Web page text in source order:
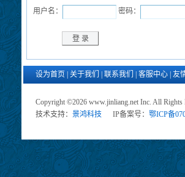
用户名： 密码：
设为首页 关于我们 联系我们 客服中心 友
Copyright ©2026 www.jinliang.net Inc. All Rights
技术支持： 景鸿科技 IP备案号： 鄂ICP备